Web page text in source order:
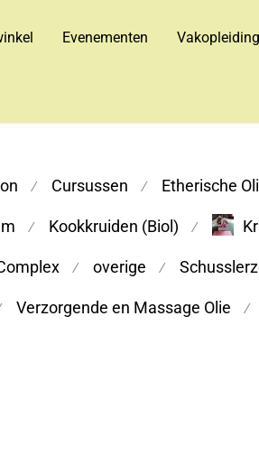
Evenementen Vakopleiding
⁄ Cursussen ⁄ Etherische
⁄ Kookkruiden (Biol) ⁄
⁄ overige ⁄
Verzorgende en Massage Olie ⁄